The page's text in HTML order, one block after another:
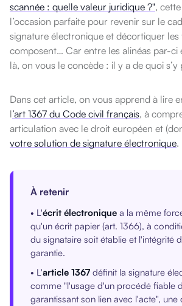
scannée : quelle valeur juridique ?",
l’occasion parfaite pour revenir sur le
signature électronique et décortiquer les
composent… Car entre les alinéas par-ci
là, on vous le concède : il y a de quoi s’y
Dans cet article, on vous apprend à lire
l’art 1367 du Code civil français, à
articulation avec le droit européen et
votre solution de signature électronique.
À retenir
• L'écrit électronique a la même
qu'un écrit papier (art. 1366), à
du signataire soit établie et l'intégrité
garantie.
• L'article 1367 définit la signature
comme "l'usage d'un procédé fiable
garantissant son lien avec l'acte", une